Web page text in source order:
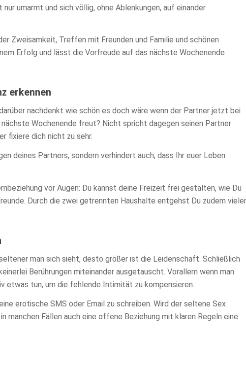
umarmt und sich völlig, ohne Ablenkungen, auf einander
Zweisamkeit, Treffen mit Freunden und Familie und schönen
Erfolg und lässt die Vorfreude auf das nächste Wochenende
erkennen
nachdenkt wie schön es doch wäre wenn der Partner jetzt bei
Wochenende freut? Nicht spricht dagegen seinen Partner
fixiere dich nicht zu sehr.
deines Partners, sondern verhindert auch, dass Ihr euer Leben
vor Augen: Du kannst deine Freizeit frei gestalten, wie Du
Durch die zwei getrennten Haushalte entgehst Du zudem
man sich sieht, desto größer ist die Leidenschaft. Schließlich
Berührungen miteinander ausgetauscht. Vorallem wenn man
etwas tun, um die fehlende Intimität zu kompensieren.
erotische SMS oder Email zu schreiben. Wird der seltene Sex
manchen Fällen auch eine offene Beziehung mit klaren Regeln eine